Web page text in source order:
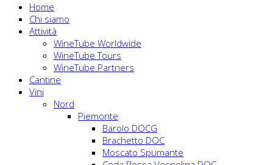
Home
Chi siamo
Attività
WineTube Worldwide
WineTube Tours
WineTube Partners
Cantine
Vini
Nord
Piemonte
Barolo DOCG
Brachetto DOC
Moscato Spumante